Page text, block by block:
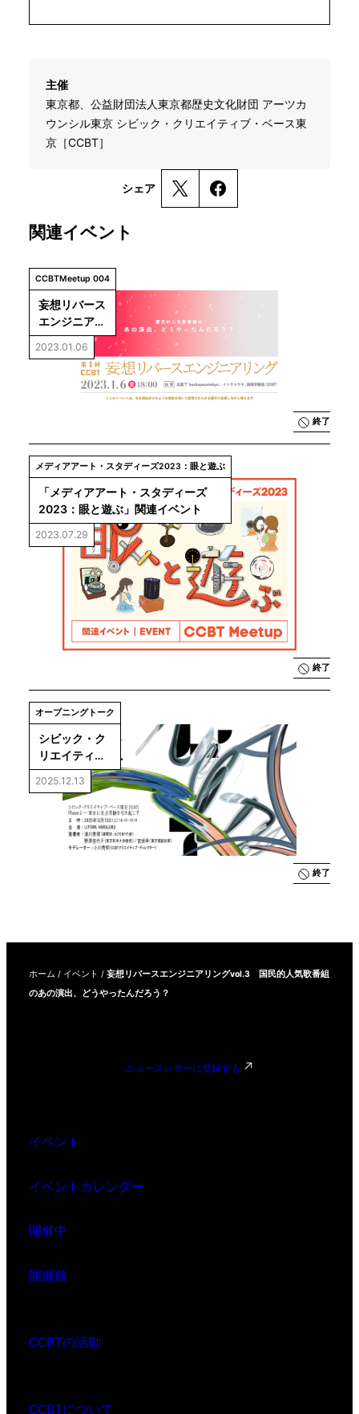
主催
東京都、公益財団法人東京都歴史文化財団 アーツカ
ウンシル東京 シビック・クリエイティブ・ベース東
京［CCBT］
シェア
関連イベント
CCBTMeetup 004
妄想リバース
エンジニアリ
ングvol.1
国民的人気歌
番組のあの演
出、どうやっ
2023.01.06
終了
メディアアート・スタディーズ2023：眼と遊ぶ
「メディアアート・スタディーズ
2023：眼と遊ぶ」関連イベント
2023.07.29
終了
オープニングトーク
シビック・ク
リエイティ
ブ・ベース東
京［CCBT］
Phase 2―東
京に社会実験
を引き起こす
2025.12.13
終了
ホーム / イベント / 妄想リバースエンジニアリングvol.3 国民的人気歌番組
のあの演出、どうやったんだろう？
ニュースレターに登録する
イベント
イベントカレンダー
開催中
開催前
CCBTの活動
CCBTについて